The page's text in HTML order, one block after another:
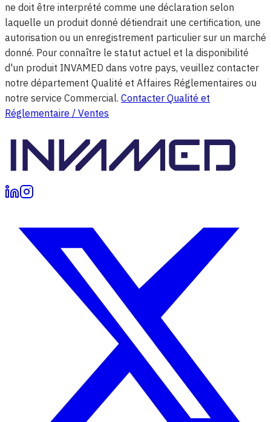
ne doit être interprété comme une déclaration selon
laquelle un produit donné détiendrait une certification, une
autorisation ou un enregistrement particulier sur un marché
donné. Pour connaître le statut actuel et la disponibilité
d'un produit INVAMED dans votre pays, veuillez contacter
notre département Qualité et Affaires Réglementaires ou
notre service Commercial. Contacter Qualité et
Réglementaire / Ventes